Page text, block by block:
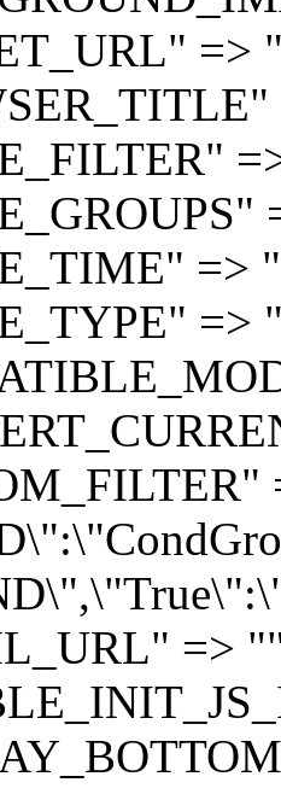
=> "/
=>
=>
=>